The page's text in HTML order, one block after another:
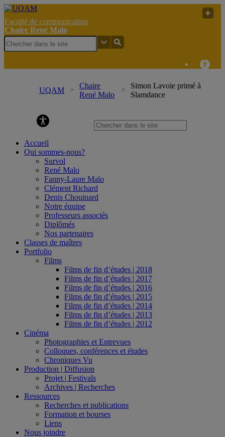
Faculté de communication
Chaire René Malo
UQAM
Chaire
René Malo
Simon Lavoie primé à
Slamdance
Accueil
Qui sommes-nous?
Survol
René Malo
Fanny-Laure Malo
Clément Richard
Denis Chouinard
Notre équipe
Professeurs associés
Diplômés
Nos partenaires
Classes de maîtres
Portfolio
Films
Films de fin d’études | 2018
Films de fin d’études | 2017
Films de fin d’études | 2016
Films de fin d’études | 2015
Films de fin d’études | 2014
Films de fin d’études | 2013
Films de fin d’études | 2012
Cinéma
Photographies et Entrevues
Colloques, conférences et études
Chroniques Vu
Production | Diffusion
Projet | Festivals
Archives | Recherches
Ressources
Recherches et publications
Formation et bourses
Liens
Nous joindre